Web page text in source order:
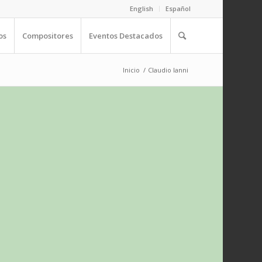
English Español
Compositores Eventos Destacados
Inicio / Claudio Ianni